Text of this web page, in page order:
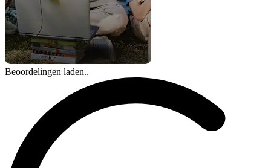
Beoordelingen laden..